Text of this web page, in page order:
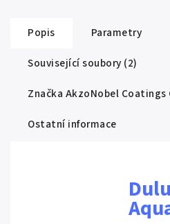
Popis
Parametry
Související soubory (2)
Značka AkzoNobel Coatings
Ostatní informace